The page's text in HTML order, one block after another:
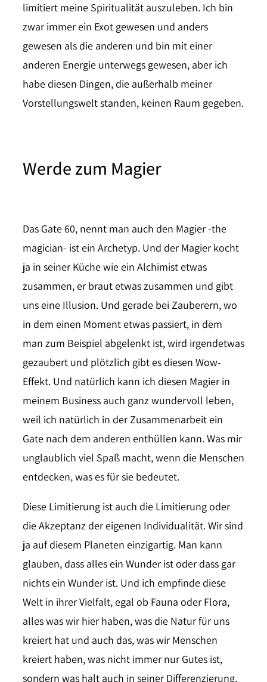
limitiert meine Spiritualität auszuleben. Ich bin
zwar immer ein Exot gewesen und anders
gewesen als die anderen und bin mit einer
anderen Energie unterwegs gewesen, aber ich
habe diesen Dingen, die außerhalb meiner
Vorstellungswelt standen, keinen Raum gegeben.
Werde zum Magier
Das Gate 60, nennt man auch den Magier -the
magician- ist ein Archetyp. Und der Magier kocht
ja in seiner Küche wie ein Alchimist etwas
zusammen, er braut etwas zusammen und gibt
uns eine Illusion. Und gerade bei Zauberern, wo
in dem einen Moment etwas passiert, in dem
man zum Beispiel abgelenkt ist, wird irgendetwas
gezaubert und plötzlich gibt es diesen Wow-
Effekt. Und natürlich kann ich diesen Magier in
meinem Business auch ganz wundervoll leben,
weil ich natürlich in der Zusammenarbeit ein
Gate nach dem anderen enthüllen kann. Was mir
unglaublich viel Spaß macht, wenn die Menschen
entdecken, was es für sie bedeutet.
Diese Limitierung ist auch die Limitierung oder
die Akzeptanz der eigenen Individualität. Wir sind
ja auf diesem Planeten einzigartig. Man kann
glauben, dass alles ein Wunder ist oder dass gar
nichts ein Wunder ist. Und ich empfinde diese
Welt in ihrer Vielfalt, egal ob Fauna oder Flora,
alles was wir hier haben, was die Natur für uns
kreiert hat und auch das, was wir Menschen
kreiert haben, was nicht immer nur Gutes ist,
sondern was halt auch in seiner Differenzierung,